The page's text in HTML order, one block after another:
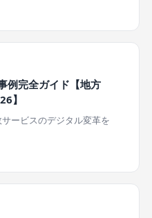
例完全ガイド【地方
】
ービスのデジタル変革を